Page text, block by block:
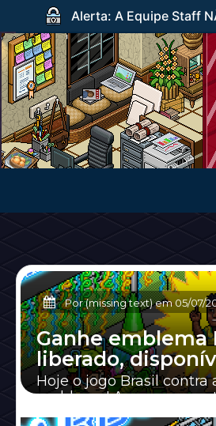
Alerta: A Equipe Staff
Por (missing text) em05/07/
Ganhe emblema
liberado,
Hoje o jogo Brasil
emblema! Acesse o